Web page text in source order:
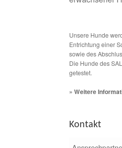
Unsere Hunde
Entrichtung einer
sowie des
Die Hunde des
getestet.
» Weitere
Kontakt